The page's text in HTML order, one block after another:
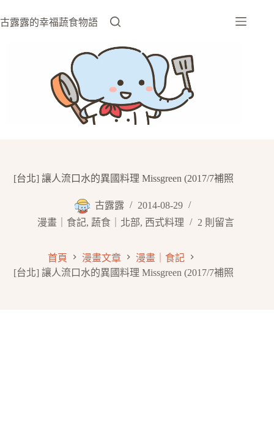
至
古露露的幸福蔬食物語
[台北] 讓人流口水的異國料理 Missgreen (2017/7補照
古露露
2014-08-29
漫畫｜食記, 蔬食｜北部, 西式料理 2 則留言
首頁 漫畫文章
漫畫｜食記
[台北] 讓人流口水的異國料理 Missgreen (2017/7補照